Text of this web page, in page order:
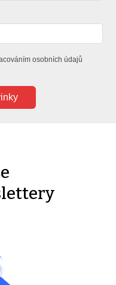
osobních údajů